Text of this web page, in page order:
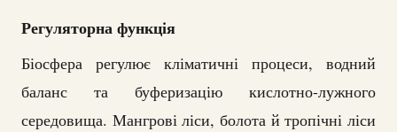
Регуляторна функція
Біосфера регулює кліматичні процеси, водний
баланс та буферизацію кислотно-лужного
середовища. Мангрові ліси, болота й тропічні ліси